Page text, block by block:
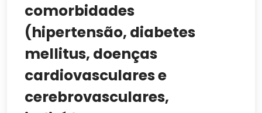
comorbidades
(hipertensão, diabetes
mellitus, doenças
cardiovasculares e
cerebrovasculares,